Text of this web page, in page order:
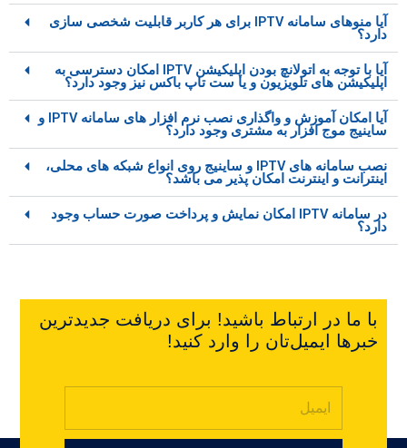
آیا منوهای سامانه IPTV برای هر کاربر قابلیت شخصی سازی
دارد؟
آیا با توجه به اتولانچ بودن اپلیکیشن IPTV امکان دسترسی به
اپلیکیشن های تلویزیون و یا ست تاپ باکس نیز وجود دارد؟
آیا امکان آموزش و واگذاری نصب نرم افزار های سامانه IPTV و
ساینیج موج افزار به مشتری وجود دارد؟
نصب سامانه های IPTV و ساینیج روی انواع شبکه های محلی،
اینترانت و اینترنت امکان پذیر می باشد؟
در سامانه IPTV امکان نمایش و پرداخت صورت حساب وجود
دارد؟
با ما در ارتباط باشید! برای دریافت جدیدترین
خبرها ایمیل‌تان را وارد کنید!